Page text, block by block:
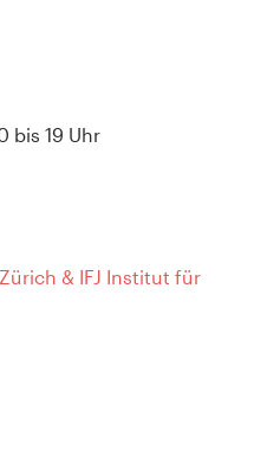
bis 19 Uhr
& IFJ Institut für